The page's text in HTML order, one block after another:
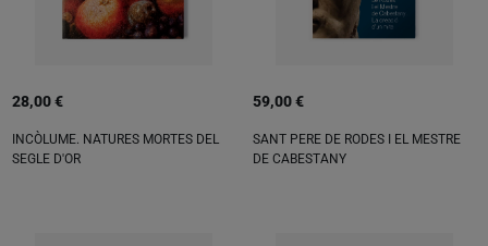
28,00 €
INCÒLUME. NATURES MORTES DEL
SEGLE D'OR
59,00 €
SANT PERE DE RODES I EL MESTRE
DE CABESTANY